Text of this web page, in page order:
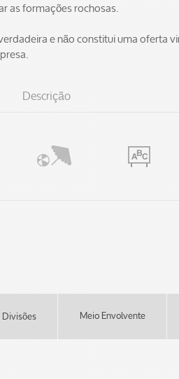
as formações rochosas.
e não constitui uma oferta
Descrição
Divisões Meio Envolvente